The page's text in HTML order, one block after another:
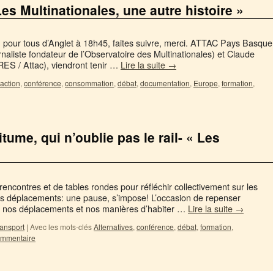
Multinationales, une autre histoire »
tous d’Anglet à 18h45, faites suivre, merci. ATTAC Pays Basque
fondateur de l’Observatoire des Multinationales) et Claude
/ Attac), viendront tenir … Lire la suite →
action, conférence, consommation, débat, documentation, Europe, formation,
qui n’oublie pas le rail- « Les
et de tables rondes pour réfléchir collectivement sur les
une pause, s’impose! L’occasion de repenser
déplacements et nos manières d’habiter … Lire la suite →
| Avec les mots-clésAlternatives, conférence, débat, formation,